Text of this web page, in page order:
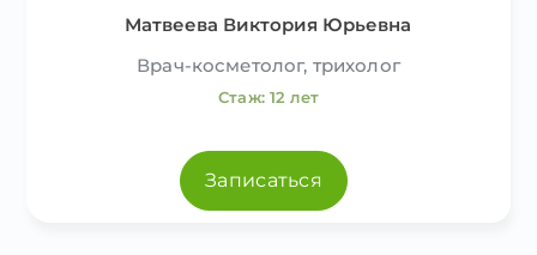
Матвеева Виктория Юрьевна
Врач-косметолог, трихолог
Стаж: 12 лет
Записаться